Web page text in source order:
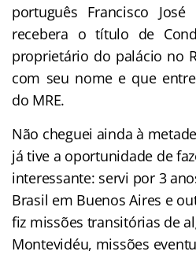
português Francisco
recebera o título de
proprietário do palácio no
com seu nome e que
do MRE.
Não cheguei ainda à
já tive a oportunidade de
interessante: servi por 3
Brasil em Buenos Aires e
fiz missões transitórias de
Montevidéu, missões